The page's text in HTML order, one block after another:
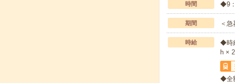
時間 ◆9：
期間 ＜
時給
◆時
h ×
◆全